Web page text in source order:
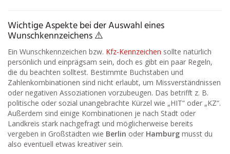
Wichtige Aspekte bei der Auswahl eines
Wunschkennzeichens ⚠️
Ein Wunschkennzeichen bzw. Kfz-Kennzeichen sollte natürlich
persönlich und einprägsam sein, doch es gibt ein paar Regeln,
die du beachten solltest. Bestimmte Buchstaben und
Zahlenkombinationen sind nicht erlaubt, um Missverständnissen
oder negativen Assoziationen vorzubeugen. Das betrifft z. B.
politische oder sozial unangebrachte Kürzel wie „HIT“ oder „KZ“.
Außerdem sind einige Kombinationen je nach Stadt oder
Landkreis stark nachgefragt und möglicherweise bereits
vergeben in Großstädten wie Berlin oder Hamburg musst du
also eventuell etwas kreativer sein.